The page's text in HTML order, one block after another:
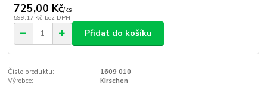
725,00 Kč/ks
599,17 Kč bez DPH
Přidat do košíku
Číslo produktu:
1609 010
Výrobce:
Kirschen